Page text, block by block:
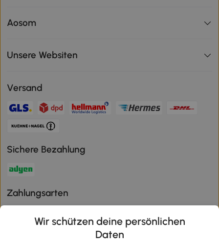
Aosom
Unsere Websiten
Versand
Sichere Bezahlung
Zahlungsarten
Wir schützen deine persönlichen
Daten